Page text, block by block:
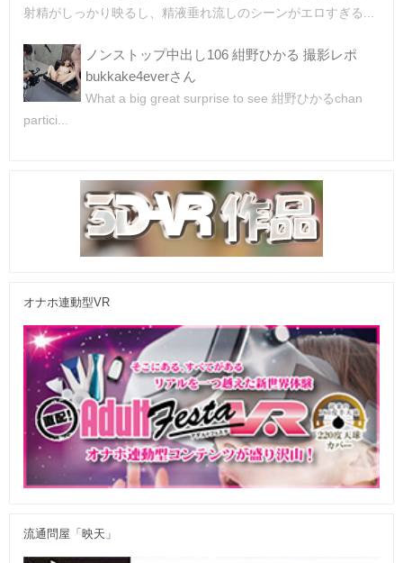
射精がしっかり映るし、精液垂れ流しのシーンがエロすぎる...
ノンストップ中出し106 紺野ひかる 撮影レポ
bukkake4everさん
What a big great surprise to see 紺野ひかるchan
partici...
オナホ連動型VR
流通問屋「映天」